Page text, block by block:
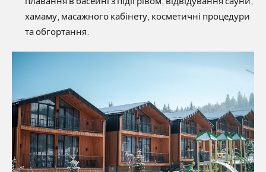
хамаму, масажного кабінету, косметичні процедури
та обгортання.